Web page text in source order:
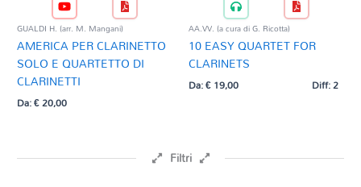
GUALDI H. (arr. M. Mangani)
AMERICA PER CLARINETTO
SOLO E QUARTETTO DI
CLARINETTI
Da:€20,00
AA.VV. (a cura di G. Ricotta)
10 EASY QUARTET FOR
CLARINETS
Da:€19,00 Diff: 2
Filtri